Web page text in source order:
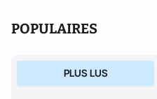
POPULAIRES
PLUS LUS